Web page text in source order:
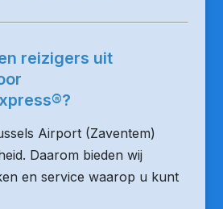
reizigers uit
Airport (Zaventem)
Daarom bieden wij
en service waarop u kunt